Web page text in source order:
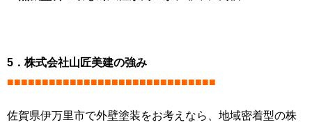
5．株式会社山匠美建の強み
■■■■■■■■■■■■■■■■■■■■■■■■■■■■■■
佐賀県伊万里市で外壁塗装をお考えなら、地域密着型の株